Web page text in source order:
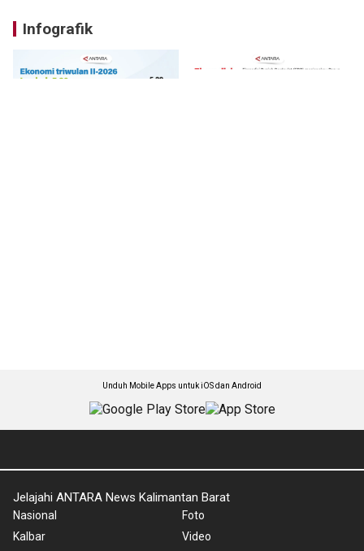
Infografik
Unduh Mobile Apps untuk iOS dan Android
Jelajahi ANTARA News Kalimantan Barat
Nasional
Kalbar
Foto
Video